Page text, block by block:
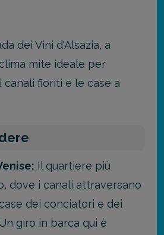
dei Vini d'Alsazia, a
mite ideale per
canali fioriti e le case a
Il quartiere più
dove i canali attraversano
dei conciatori e dei
giro in barca qui è